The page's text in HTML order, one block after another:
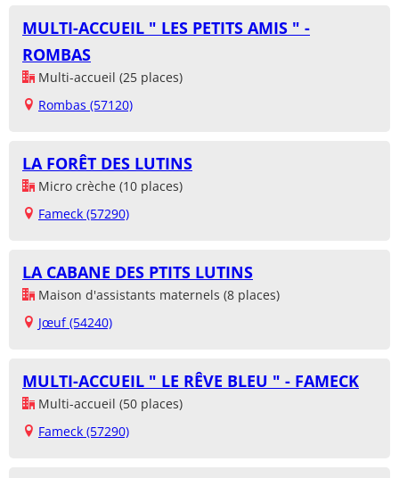
MULTI-ACCUEIL " LES PETITS AMIS " -
ROMBAS
Multi-accueil (25 places)
Rombas (57120)
LA FORÊT DES LUTINS
Micro crèche (10 places)
Fameck (57290)
LA CABANE DES PTITS LUTINS
Maison d'assistants maternels (8 places)
Jœuf (54240)
MULTI-ACCUEIL " LE RÊVE BLEU " - FAMECK
Multi-accueil (50 places)
Fameck (57290)